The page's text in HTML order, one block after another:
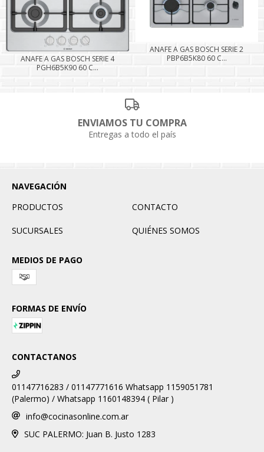
ANAFE A GAS BOSCH SERIE 4
PGH6B5K90 60 C...
ANAFE A GAS BOSCH SERIE 2
PBP6B5K80 60 C...
ENVIAMOS TU COMPRA
Entregas a todo el país
NAVEGACIÓN
PRODUCTOS
CONTACTO
SUCURSALES QUIÉNES SOMOS
MEDIOS DE PAGO
FORMAS DE ENVÍO
CONTACTANOS
01147716283 / 01147771616 Whatsapp 1159051781
(Palermo) / Whatsapp 1160148394 ( Pilar )
info@cocinasonline.com.ar
SUC PALERMO: Juan B. Justo 1283